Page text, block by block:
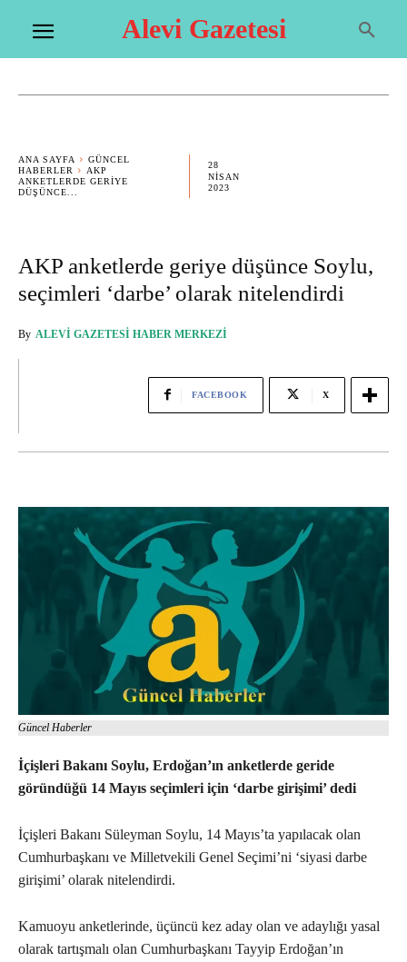
Alevi Gazetesi
ANA SAYFA
GÜNCEL
HABERLER
AKP
ANKETLERDE GERIYE
DÜŞÜNCE...
28
NISAN
2023
AKP anketlerde geriye düşünce Soylu,
seçimleri ‘darbe’ olarak nitelendirdi
By ALEVI GAZETESI HABER MERKEZI
FACEBOOK X
Güncel Haberler
İçişleri Bakanı Soylu, Erdoğan’ın anketlerde geride
göründüğü 14 Mayıs seçimleri için ‘darbe girişimi’ dedi
İçişleri Bakanı Süleyman Soylu, 14 Mayıs’ta yapılacak olan
Cumhurbaşkanı ve Milletvekili Genel Seçimi’ni ‘siyasi darbe
girişimi’ olarak nitelendirdi.
Kamuoyu anketlerinde, üçüncü kez aday olan ve adaylığı yasal
olarak tartışmalı olan Cumhurbaşkanı Tayyip Erdoğan’ın